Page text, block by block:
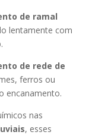
de ramal
lentamente com
de rede de
ferros ou
encanamento.
nas
, esses